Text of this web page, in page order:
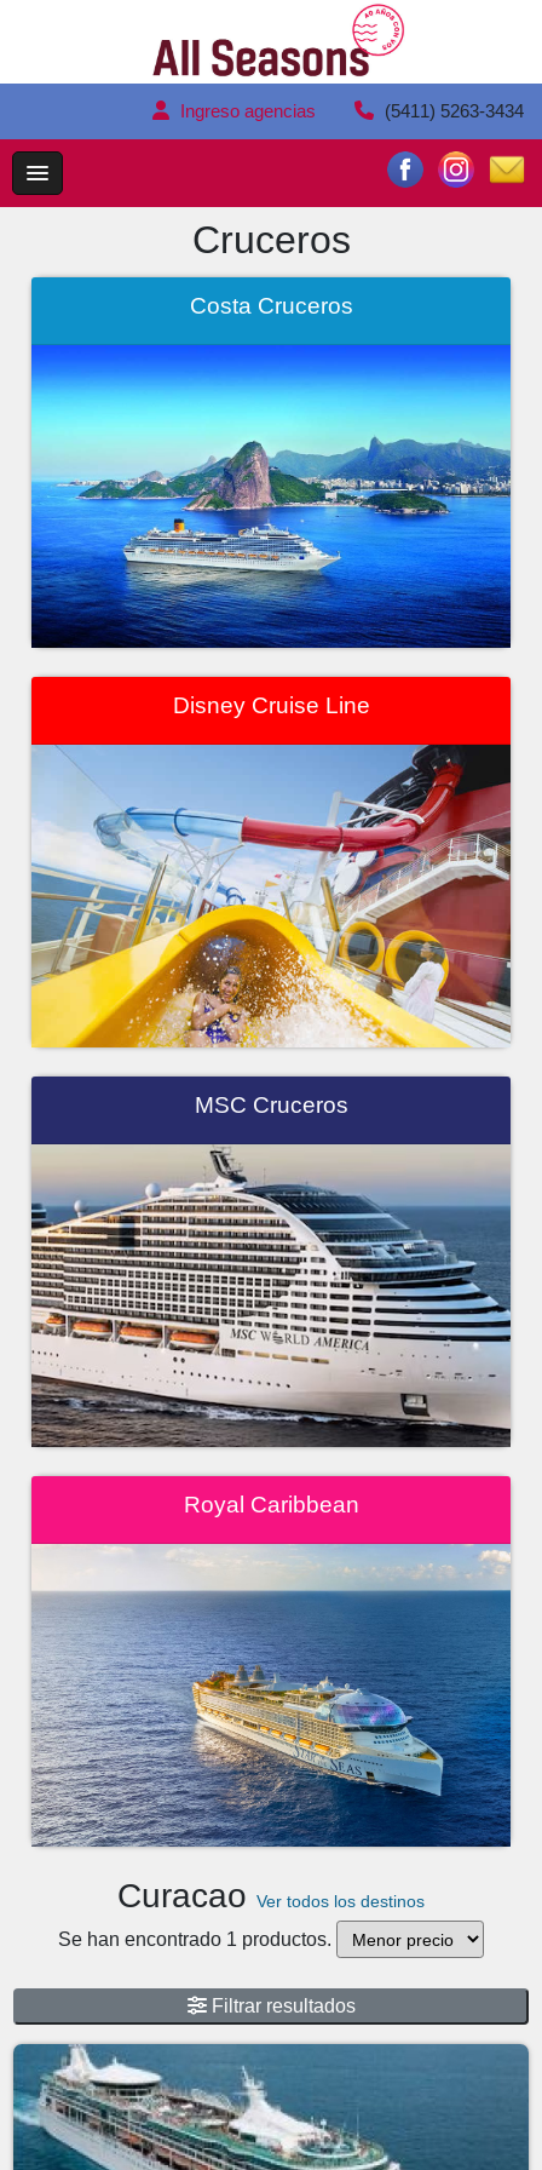
Ingreso agencias (5411) 5263-3434
Cruceros
Costa Cruceros
Disney Cruise Line
MSC Cruceros
Royal Caribbean
Curacao Ver todos los destinos
Se han encontrado 1 productos.
Filtrar resultados